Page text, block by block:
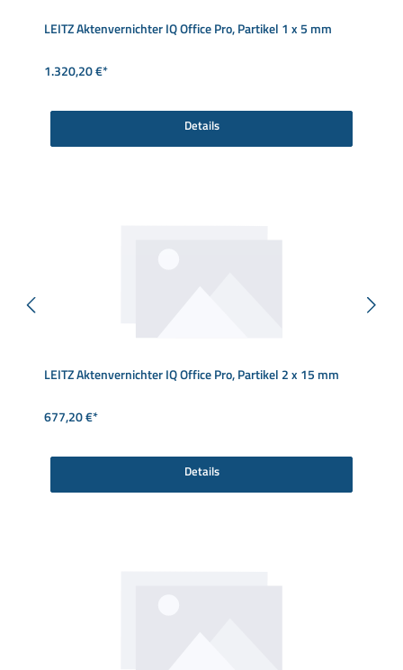
LEITZ Aktenvernichter IQ Office Pro, Partikel 1 x 5 mm
1.320,20 €*
Details
LEITZ Aktenvernichter IQ Office Pro, Partikel 2 x 15 mm
677,20 €*
Details